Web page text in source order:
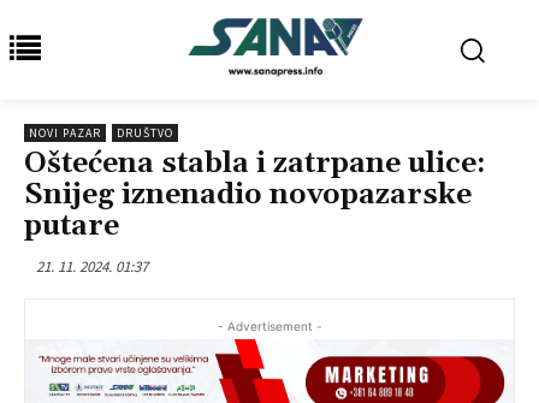
NOVI PAZAR DRUŠTVO
Oštećena stabla i zatrpane ulice:
Snijeg iznenadio novopazarske
putare
21. 11. 2024. 01:37
- Advertisement -